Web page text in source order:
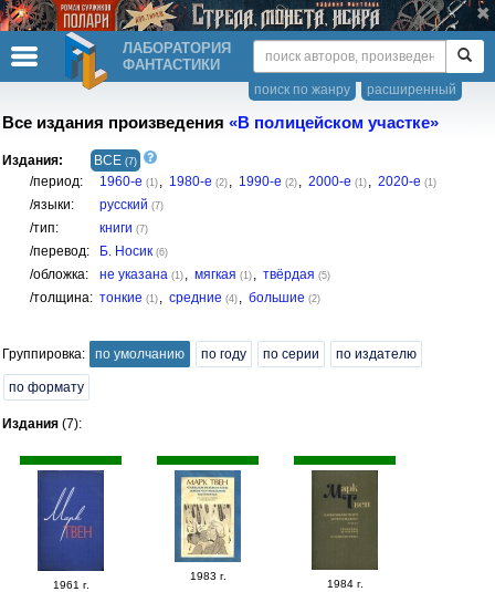
ЛАБОРАТОРИЯ
ФАНТАСТИКИ
расширенный
поиск по жанру
Все издания произведения «В полицейском участке»
Издания: ВСЕ (7)
/период: 1960-е (1) , 1980-е (2) , 1990-е (2) , 2000-е (1) , 2020-е (1)
/языки: русский (7)
/тип: книги (7)
/перевод: Б. Носик (6)
/обложка: не указана (1) , мягкая (1) , твёрдая (5)
/толщина: тонкие (1) , средние (4) , большие (2)
Группировка: по умолчанию по году по серии по издателю
по формату
Издания (7):
1961 г.
1983 г.
1984 г.